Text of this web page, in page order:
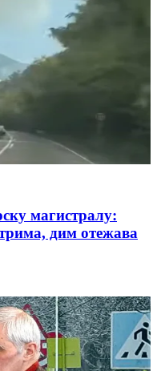
магистралу:
дим отежава